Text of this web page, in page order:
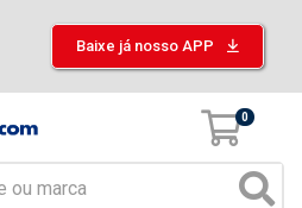
Baixe já nosso APP
0